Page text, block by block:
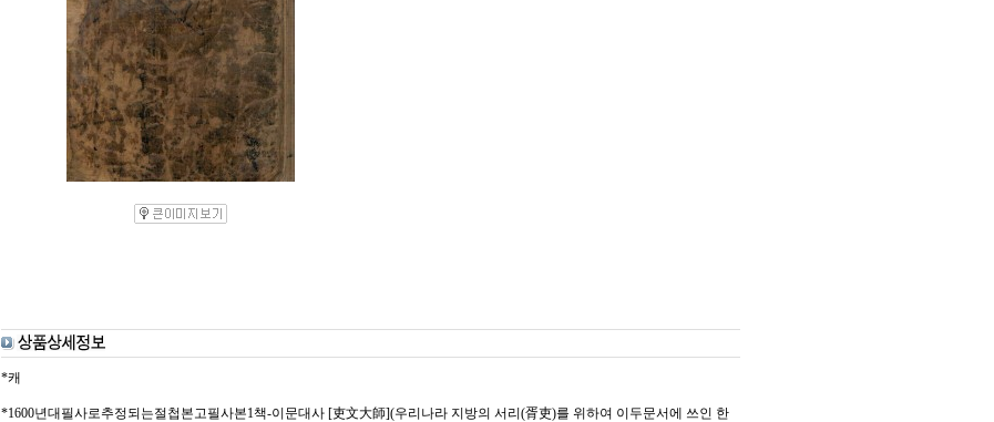
*캐
*1600년대필사로추정되는절첩본고필사본1책-이문대사 [吏文大師](우리나라 지방의 서리(胥吏)를 위하여 이두문서에 쓰인 한